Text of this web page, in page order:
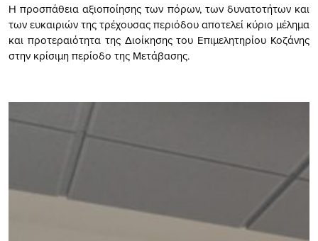
Η προσπάθεια αξιοποίησης των πόρων, των δυνατοτήτων και
των ευκαιριών της τρέχουσας περιόδου αποτελεί κύριο μέλημα
και προτεραιότητα της Διοίκησης του Επιμελητηρίου Κοζάνης
στην κρίσιμη περίοδο της Μετάβασης.